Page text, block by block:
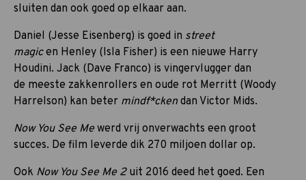
sluiten dan ook goed op elkaar aan.
Daniel (Jesse Eisenberg) is goed in street
magicen Henley (Isla Fisher) is een nieuwe Harry
Houdini. Jack (Dave Franco) is vingervlugger dan
de meeste zakkenrollers en oude rot Merritt (Woody
Harrelson) kan beter mindf*cken dan Victor Mids.
Now You See Me werd vrij onverwachts een groot
succes. De film leverde dik 270 miljoen dollar op.
Ook Now You See Me 2 uit 2016 deed het goed. Een